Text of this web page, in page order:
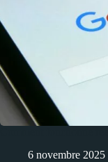
6 novembre 2025